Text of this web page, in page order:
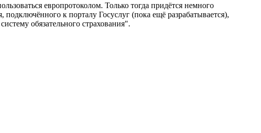
европротоколом. Только тогда придётся немного
к порталу Госуслуг (пока ещё разрабатывается),
обязательного страхования".